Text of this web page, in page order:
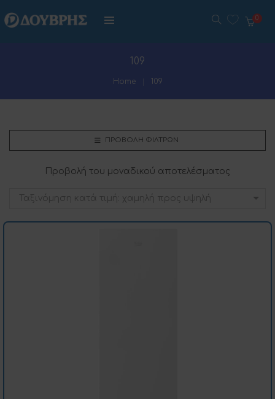
109
Home 109
ΠΡΟΒΟΛΉ ΦΊΛΤΡΩΝ
Προβολή του μοναδικού αποτελέσματος
Ταξινόμηση κατά τιμή: χαμηλή προς υψηλή